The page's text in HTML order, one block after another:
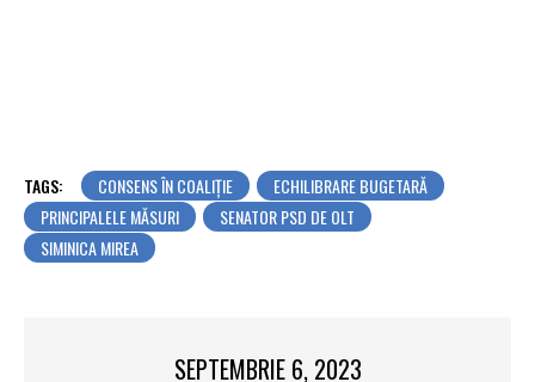
TAGS: CONSENS ÎN COALIȚIE
ECHILIBRARE BUGETARĂ
PRINCIPALELE MĂSURI
SENATOR PSD DE OLT
SIMINICA MIREA
SEPTEMBRIE 6, 2023